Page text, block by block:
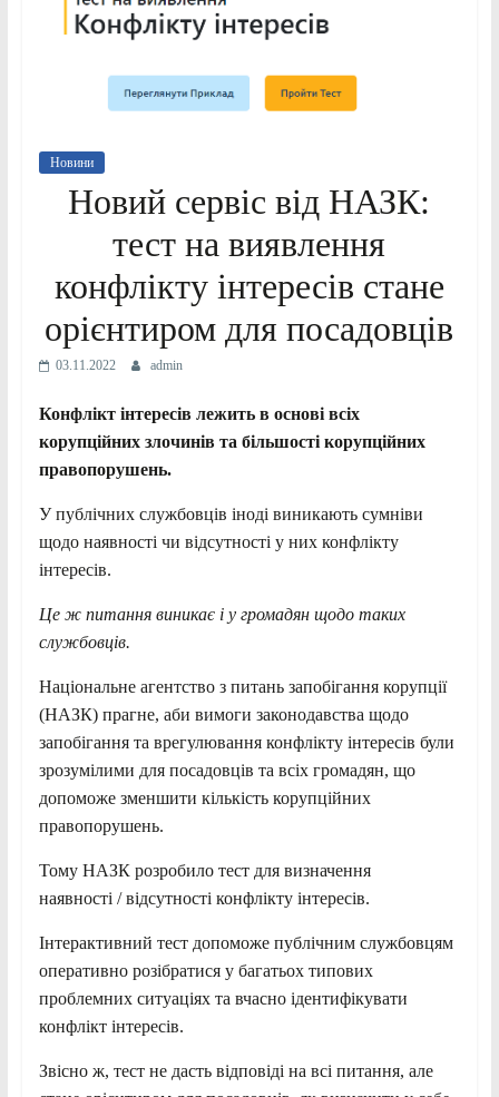
Новини
Новий сервіс від НАЗК:
тест на виявлення
конфлікту інтересів стане
орієнтиром для посадовців
03.11.2022 admin
Конфлікт інтересів лежить в основі всіх
корупційних злочинів та більшості корупційних
правопорушень.
У публічних службовців іноді виникають сумніви
щодо наявності чи відсутності у них конфлікту
інтересів.
Це ж питання виникає і у громадян щодо таких
службовців.
Національне агентство з питань запобігання корупції
(НАЗК) прагне, аби вимоги законодавства щодо
запобігання та врегулювання конфлікту інтересів були
зрозумілими для посадовців та всіх громадян, що
допоможе зменшити кількість корупційних
правопорушень.
Тому НАЗК розробило тест для визначення
наявності / відсутності конфлікту інтересів.
Інтерактивний тест допоможе публічним службовцям
оперативно розібратися у багатьох типових
проблемних ситуаціях та вчасно ідентифікувати
конфлікт інтересів.
Звісно ж, тест не дасть відповіді на всі питання, але